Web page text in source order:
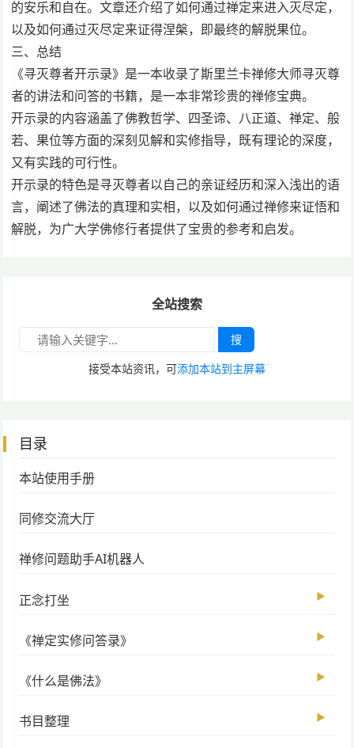
的安乐和自在。文章还介绍了如何通过禅定来进入灭尽定，
以及如何通过灭尽定来证得涅槃，即最终的解脱果位。
三、总结
《寻灭尊者开示录》是一本收录了斯里兰卡禅修大师寻灭尊
者的讲法和问答的书籍，是一本非常珍贵的禅修宝典。
开示录的内容涵盖了佛教哲学、四圣谛、八正道、禅定、般
若、果位等方面的深刻见解和实修指导，既有理论的深度，
又有实践的可行性。
开示录的特色是寻灭尊者以自己的亲证经历和深入浅出的语
言，阐述了佛法的真理和实相，以及如何通过禅修来证悟和
解脱，为广大学佛修行者提供了宝贵的参考和启发。
全站搜索
搜
接受本站资讯，可添加本站到主屏幕
目录
本站使用手册
同修交流大厅
禅修问题助手AI机器人
正念打坐 ▶
《禅定实修问答录》 ▶
《什么是佛法》 ▶
书目整理 ▶